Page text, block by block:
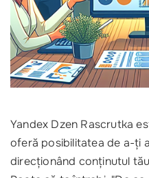
Yandex Dzen Rascrutka
oferă posibilitatea de a-ți
direcționând conținutul